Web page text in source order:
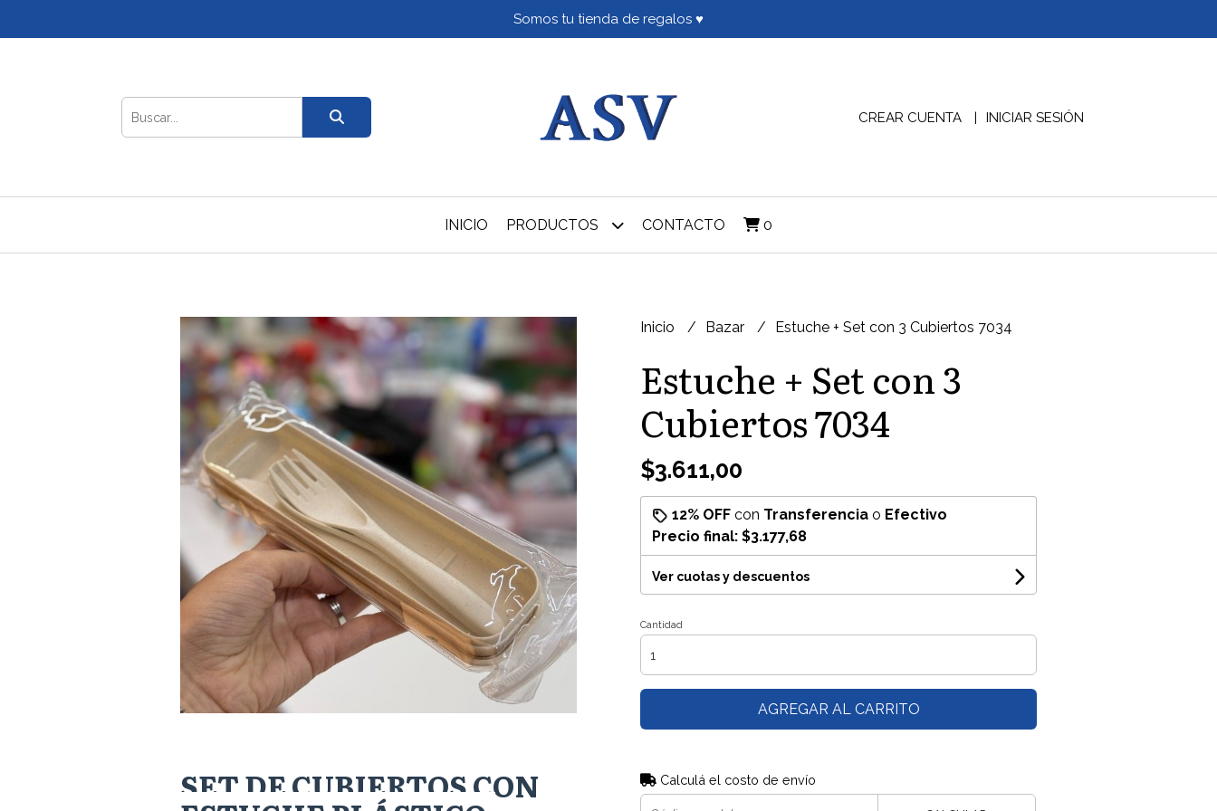
Somos tu tienda de regalos ♥
CREAR CUENTA INICIAR SESIÓN
INICIO PRODUCTOS CONTACTO 0
SET DE CUBIERTOS CON
Inicio Bazar Estuche + Set con 3 Cubiertos 7034
Estuche + Set con 3
Cubiertos 7034
$3.611,00
12% OFF con Transferencia o Efectivo
Precio final: $3.177,68
Ver cuotas y descuentos
Cantidad
AGREGAR AL CARRITO
Calculá el costo de envío